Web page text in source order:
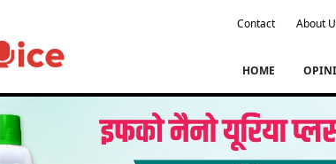
Contact About
HOME